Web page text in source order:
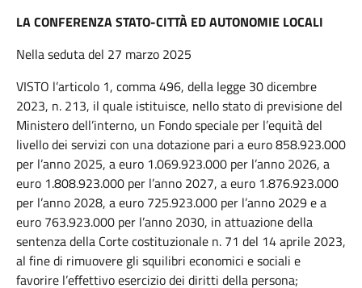
LA CONFERENZA STATO-CITTÀ ED AUTONOMIE LOCALI
Nella seduta del 27 marzo 2025
VISTO l’articolo 1, comma 496, della legge 30 dicembre
2023, n. 213, il quale istituisce, nello stato di previsione del
Ministero dell’interno, un Fondo speciale per l’equità del
livello dei servizi con una dotazione pari a euro 858.923.000
per l’anno 2025, a euro 1.069.923.000 per l’anno 2026, a
euro 1.808.923.000 per l’anno 2027, a euro 1.876.923.000
per l’anno 2028, a euro 725.923.000 per l’anno 2029 e a
euro 763.923.000 per l’anno 2030, in attuazione della
sentenza della Corte costituzionale n. 71 del 14 aprile 2023,
al fine di rimuovere gli squilibri economici e sociali e
favorire l’effettivo esercizio dei diritti della persona;